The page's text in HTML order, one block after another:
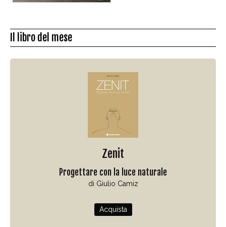
Il libro del mese
Zenit
Progettare con la luce naturale
di Giulio Camiz
Acquista